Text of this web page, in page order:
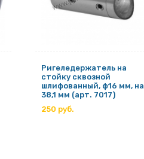
Ригеледержатель на
стойку сквозной
шлифованный, ф16 мм, на
38,1 мм (арт. 7017)
250 руб.